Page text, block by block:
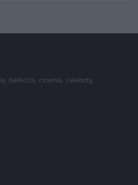
bellezza, cinema, celebrity,